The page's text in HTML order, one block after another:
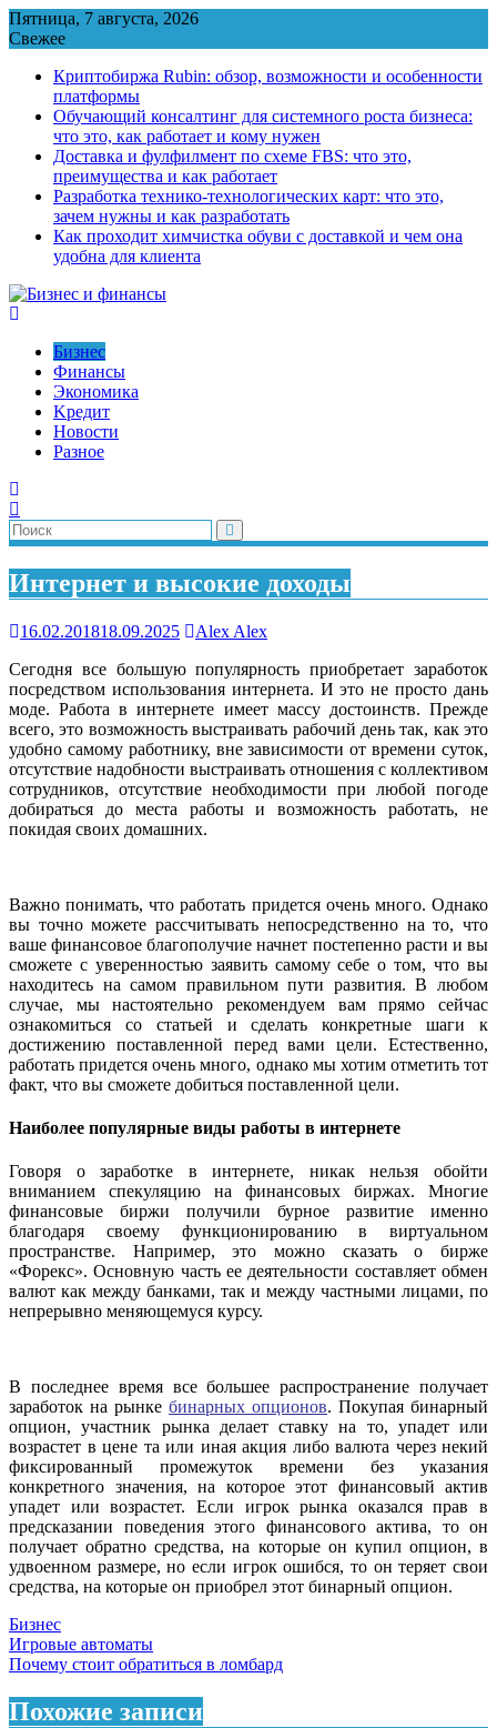
Перейти
к
Пятница, 7 августа, 2026
Свежее
Криптобиржа Rubin: обзор, возможности и особенности
платформы
Обучающий консалтинг для системного роста бизнеса:
что это, как работает и кому нужен
Доставка и фулфилмент по схеме FBS: что это,
преимущества и как работает
Разработка технико-технологических карт: что это,
зачем нужны и как разработать
Как проходит химчистка обуви с доставкой и чем она
удобна для клиента
Бизнес
Финансы
Экономика
Kредит
Новости
Разное
Интернет и высокие доходы
16.02.201818.09.2025
Alex Alex
Сегодня все большую популярность приобретает заработок
посредством использования интернета. И это не просто дань
моде. Работа в интернете имеет массу достоинств. Прежде
всего, это возможность выстраивать рабочий день так, как это
удобно самому работнику, вне зависимости от времени суток,
отсутствие надобности выстраивать отношения с коллективом
сотрудников, отсутствие необходимости при любой погоде
добираться до места работы и возможность работать, не
покидая своих домашних.
Важно понимать, что работать придется очень много. Однако
вы точно можете рассчитывать непосредственно на то, что
ваше финансовое благополучие начнет постепенно расти и вы
сможете с уверенностью заявить самому себе о том, что вы
находитесь на самом правильном пути развития. В любом
случае, мы настоятельно рекомендуем вам прямо сейчас
ознакомиться со статьей и сделать конкретные шаги к
достижению поставленной перед вами цели. Естественно,
работать придется очень много, однако мы хотим отметить тот
факт, что вы сможете добиться поставленной цели.
Наиболее популярные виды работы в интернете
Говоря о заработке в интернете, никак нельзя обойти
вниманием спекуляцию на финансовых биржах. Многие
финансовые биржи получили бурное развитие именно
благодаря своему функционированию в виртуальном
пространстве. Например, это можно сказать о бирже
«Форекс». Основную часть ее деятельности составляет обмен
валют как между банками, так и между частными лицами, по
непрерывно меняющемуся курсу.
В последнее время все большее распространение получает
заработок на рынке бинарных опционов. Покупая бинарный
опцион, участник рынка делает ставку на то, упадет или
возрастет в цене та или иная акция либо валюта через некий
фиксированный промежуток времени без указания
конкретного значения, на которое этот финансовый актив
упадет или возрастет. Если игрок рынка оказался прав в
предсказании поведения этого финансового актива, то он
получает обратно средства, на которые он купил опцион, в
удвоенном размере, но если игрок ошибся, то он теряет свои
средства, на которые он приобрел этот бинарный опцион.
Бизнес
Навигация
по
записям
Игровые автоматы
Почему стоит обратиться в ломбард
Похожие записи